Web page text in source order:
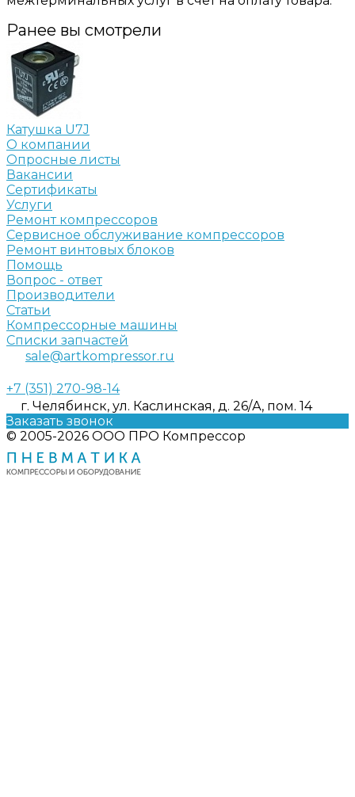
Ранее вы смотрели
Катушка U7J
О компании
Опросные листы
Вакансии
Сертификаты
Услуги
Ремонт компрессоров
Сервисное обслуживание компрессоров
Ремонт винтовых блоков
Помощь
Вопрос - ответ
Производители
Статьи
Компрессорные машины
Списки запчастей
sale@artkompressor.ru
+7 (351) 270-98-14
г. Челябинск, ул. Каслинская, д. 26/А, пом. 14
Заказать звонок
© 2005-2026 ООО ПРО Компрессор